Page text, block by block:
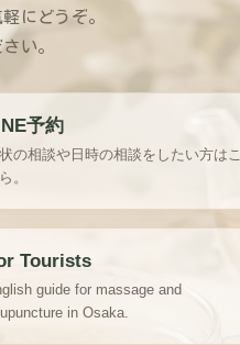
にどうぞ。
い。
予約
の相談や日時の相談をしたい方はこ
。
Tourists
guide for massage and
in Osaka.